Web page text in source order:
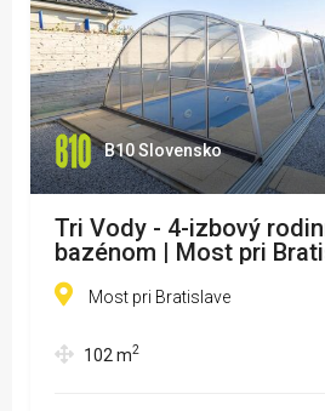
B10 Slovensko
Tri Vody - 4-izbový
bazénom | Most pri
Bazalková ulica
Most pri Bratislave
102 m2